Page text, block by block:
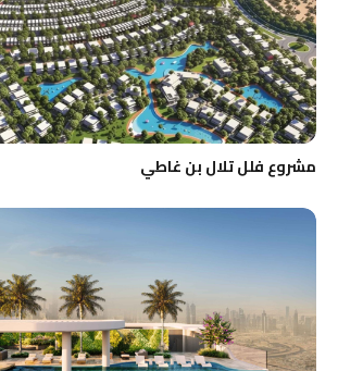
مشروع فلل تلال بن غاطي